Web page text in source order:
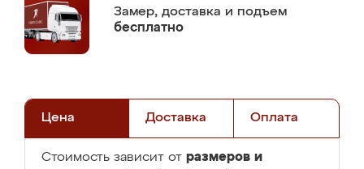
Замер, доставка и подъем
бесплатно
Цена Доставка Оплата
Стоимость зависит от размеров и